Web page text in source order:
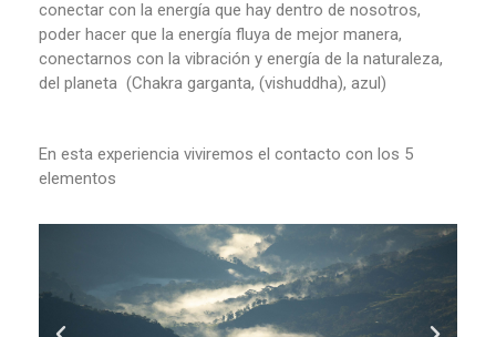
conectar con la energía que hay dentro de nosotros,
poder hacer que la energía fluya de mejor manera,
conectarnos con la vibración y energía de la naturaleza,
del planeta (Chakra garganta, (vishuddha), azul)
En esta experiencia viviremos el contacto con los 5
elementos